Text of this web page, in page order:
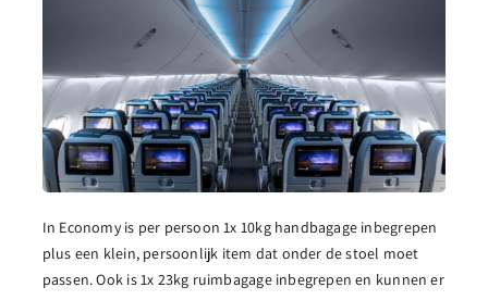
In Economy is per persoon 1x 10kg handbagage inbegrepen
plus een klein, persoonlijk item dat onder de stoel moet
passen. Ook is 1x 23kg ruimbagage inbegrepen en kunnen er